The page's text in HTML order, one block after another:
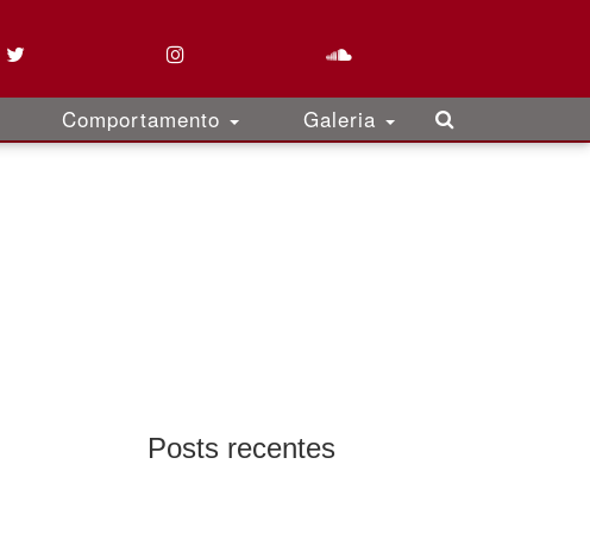
Comportamento Galeria
Posts recentes